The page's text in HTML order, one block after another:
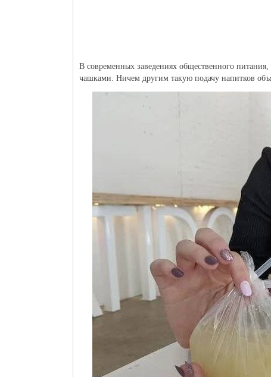
В современных заведениях общественного питания,
чашками. Ничем другим такую подачу напитков